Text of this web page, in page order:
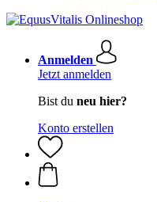
Anmelden
Jetzt anmelden
Bist du neu hier?
Konto erstellen